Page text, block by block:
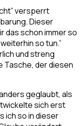
versperrt
Dieser
das schon immer so
so tun.”
und streng
Tasche, der diesen
geglaubt, als
sich erst
ich so in dieser